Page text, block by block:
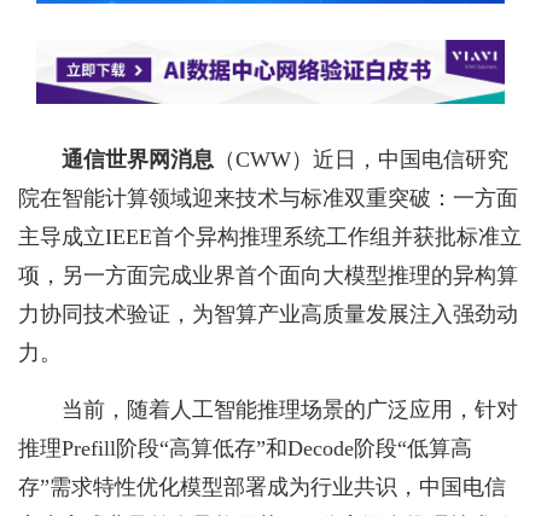
通信世界网消息 （CWW） 近日，中国电信研究
院在智能计算领域迎来技术与标准双重突破：一方面
主导成立IEEE首个异构推理系统工作组并获批标准立
项，另一方面完成业界首个面向大模型推理的异构算
力协同技术验证，为智算产业高质量发展注入强劲动
力。
当前，随着人工智能推理场景的广泛应用，针对
推理Prefill阶段“高算低存”和Decode阶段“低算高
存”需求特性优化模型部署成为行业共识，中国电信